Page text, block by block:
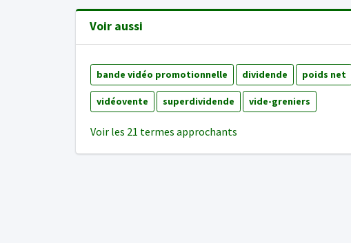
Voir aussi
bande vidéo promotionnelle dividende poids net
vidéovente superdividende vide-greniers
Voir les 21 termes approchants